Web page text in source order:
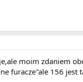
moim zdaniem
furacze"ale 156